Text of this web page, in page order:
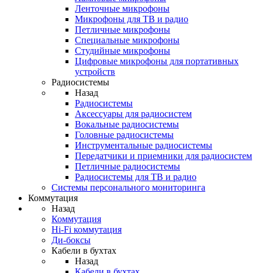
Ленточные микрофоны
Микрофоны для ТВ и радио
Петличные микрофоны
Специальные микрофоны
Студийные микрофоны
Цифровые микрофоны для портативных
устройств
Радиосистемы
Назад
Радиосистемы
Аксессуары для радиосистем
Вокальные радиосистемы
Головные радиосистемы
Инструментальные радиосистемы
Передатчики и приемники для радиосистем
Петличные радиосистемы
Радиосистемы для ТВ и радио
Системы персонального мониторинга
Коммутация
Назад
Коммутация
Hi-Fi коммутация
Ди-боксы
Кабели в бухтах
Назад